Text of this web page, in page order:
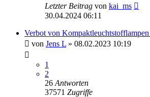
Letzter Beitrag von kai_ms
30.04.2024 06:11
Verbot von
von Jens L » 08.02.2023 10:19
1
2
26 Antworten
37571 Zugriffe